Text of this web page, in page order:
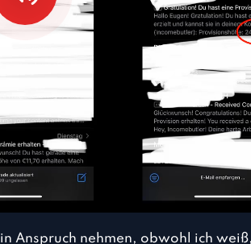
Anspruch nehmen, obwohl ich